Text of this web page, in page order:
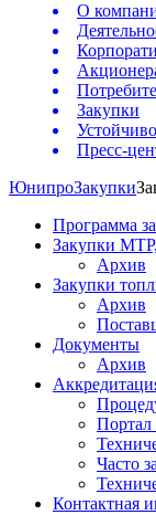
О
Закупки
Пресс-
ЮнипроЗакупки
Программа
Закупки
Архив
Закупки
Архив
Документы
Архив
Часто
Контактная